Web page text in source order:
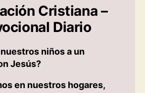
Cristiana –
Diario
niños a un
Jesús?
en nuestros hogares,